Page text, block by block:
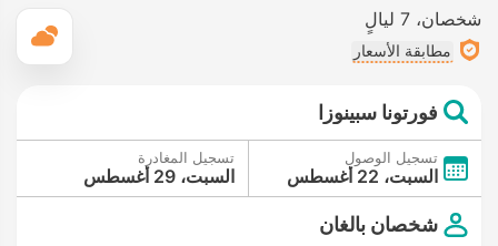
شخصان 7 ليالٍ
مطابقة الأسعار
فورتونا سبينوزا
تسجيل الوصول
السبت، 22 أغسطس
تسجيل المغادرة
السبت، 29 أغسطس
شخصان بالغان